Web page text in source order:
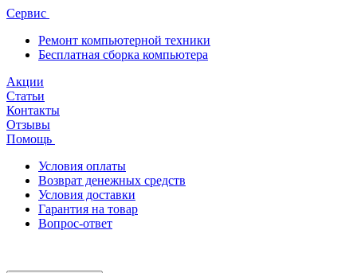
Сервис
Ремонт компьютерной техники
Бесплатная сборка компьютера
Акции
Статьи
Контакты
Отзывы
Помощь
Условия оплаты
Возврат денежных средств
Условия доставки
Гарантия на товар
Вопрос-ответ